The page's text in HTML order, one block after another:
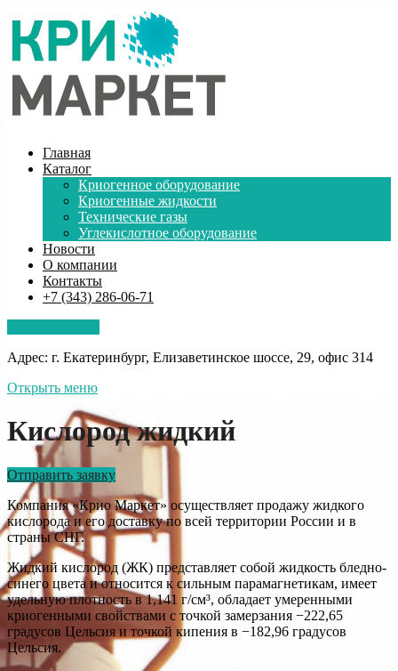
Главная
Каталог
Криогенное оборудование
Криогенные жидкости
Технические газы
Углекислотное оборудование
Новости
О компании
Контакты
+7 (343) 286-06-71
Адрес: г. Екатеринбург, Елизаветинское шоссе, 29, офис 314
Открыть меню
Кислород жидкий
Отправить заявку
Компания «Крио Маркет» осуществляет продажу жидкого
кислорода и его доставку по всей территории России и в
страны СНГ.
Жидкий кислород (ЖК) представляет собой жидкость бледно-
синего цвета и относится к сильным парамагнетикам, имеет
удельную плотность в 1,141 г/см³, обладает умеренными
криогенными свойствами с точкой замерзания −222,65
градусов Цельсия и точкой кипения в −182,96 градусов
Цельсия.